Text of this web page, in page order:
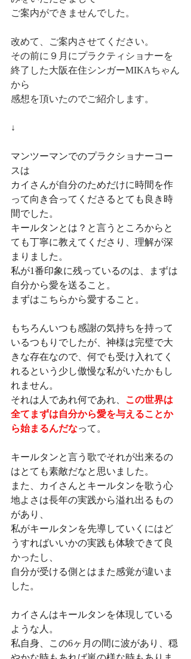
ご案内ができませんでした。
改めて、ご案内させてください。
その前に９月にプラクティショナーを
終了した大阪在住シンガーMIKAちゃん
から
感想を頂いたのでご紹介します。
↓
マンツーマンでのプラクショナーコー
スは
カイさんが自分のためだけに時間を作
って向き合ってくださるとても良き時
間でした。
キールタンとは？と言うところからと
ても丁寧に教えてくださり、理解が深
まりました。
私が1番印象に残っているのは、まずは
自分から愛を送ること。
まずはこちらから愛すること。
もちろんいつも感謝の気持ちを持って
いるつもりでしたが、神様は完璧で大
きな存在なので、何でも受け入れてく
れるという少し傲慢な私がいたかもし
れません。
それは人であれ何であれ、
この世界は
全てまずは自分から愛を与えることか
ら始まるんだなって。
キールタンと言う歌でそれが出来るの
はとても素敵だなと思いました。
また、カイさんとキールタンを歌う心
地よさは長年の実践から溢れ出るもの
があり、
私がキールタンを先導していくにはど
うすればいいかの実践も体験できて良
かったし、
自分が受ける側とはまた感覚が違いま
した。
カイさんはキールタンを体現している
ような人。
私自身、この6ヶ月の間に波があり、穏